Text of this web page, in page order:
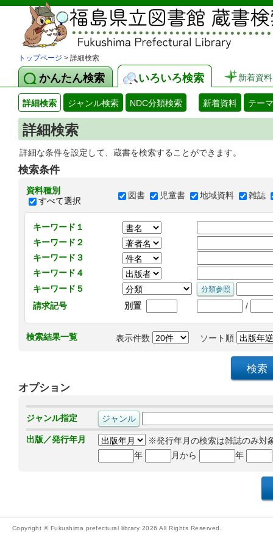
トップページ > 詳細検索
かんたん検索 いろいろ検索 新着資料
詳細検索 ジャンル検索 NDC分類検索 新着資料 テー
詳細検索
詳細な条件を設定して、蔵書を検索することができます。
検索条件
資料種別
すべて選択
図書 児童書 地域資料 雑誌
キーワード１
キーワード２
キーワード３
キーワード４
キーワード５
請求記号
別置 /
検索結果一覧 表示件数 ソート順
オプション
ジャンル指定
出版／発行年月
※発行年月の検索は雑誌のみ対
年
月から 年
Copyright © Fukushima prefectural library 2026 All Rights Reserved.